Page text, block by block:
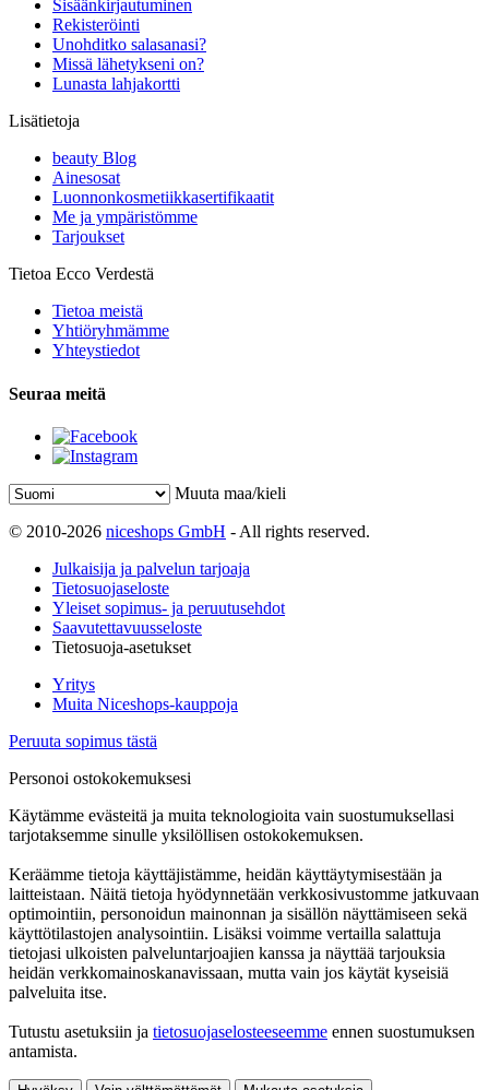
Sisäänkirjautuminen
Rekisteröinti
Unohditko salasanasi?
Missä lähetykseni on?
Lunasta lahjakortti
Lisätietoja
beauty Blog
Ainesosat
Luonnonkosmetiikkasertifikaatit
Me ja ympäristömme
Tarjoukset
Tietoa Ecco Verdestä
Tietoa meistä
Yhtiöryhmämme
Yhteystiedot
Seuraa meitä
Muuta maa/kieli
© 2010-2026 niceshops GmbH - All rights reserved.
Julkaisija ja palvelun tarjoaja
Tietosuojaseloste
Yleiset sopimus- ja peruutusehdot
Saavutettavuusseloste
Tietosuoja-asetukset
Yritys
Muita Niceshops-kauppoja
Peruuta sopimus tästä
Personoi ostokokemuksesi
Käytämme evästeitä ja muita teknologioita vain suostumuksellasi
tarjotaksemme sinulle yksilöllisen ostokokemuksen.
Keräämme tietoja käyttäjistämme, heidän käyttäytymisestään ja
laitteistaan. Näitä tietoja hyödynnetään verkkosivustomme jatkuvaan
optimointiin, personoidun mainonnan ja sisällön näyttämiseen sekä
käyttötilastojen analysointiin. Lisäksi voimme vertailla salattuja
tietojasi ulkoisten palveluntarjoajien kanssa ja näyttää tarjouksia
heidän verkkomainoskanavissaan, mutta vain jos käytät kyseisiä
palveluita itse.
Tutustu asetuksiin ja tietosuojaselosteeseemme ennen suostumuksen
antamista.